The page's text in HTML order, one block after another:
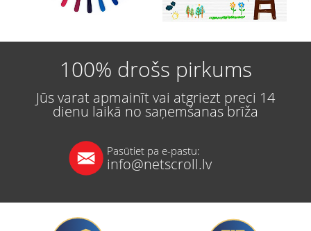
100% drošs pirkums
Jūs varat apmainīt vai atgriezt preci 14
dienu laikā no saņemšanas brīža
Pasūtiet pa e-pastu:
info@netscroll.lv